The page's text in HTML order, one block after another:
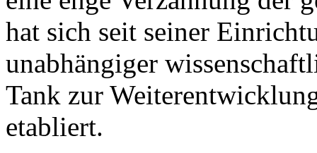
hat sich seit seiner
unabhängiger
Tank zur
etabliert.